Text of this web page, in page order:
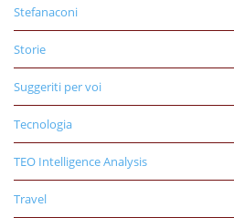
Stefanaconi
Storie
Suggeriti per voi
Tecnologia
TEO Intelligence Analysis
Travel